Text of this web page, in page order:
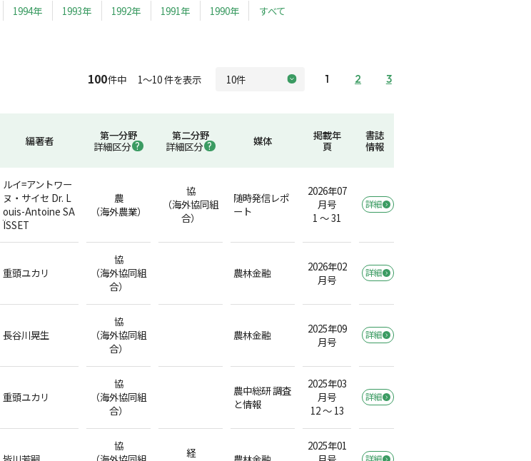
1994年 1993年 1992年 1991年 1990年 すべて
100件中 1～10 件を表示 1 2 3
編著者
第一分野
詳細区分
第二分野
詳細区分
媒体
掲載年
頁
書誌
情報
ルイ=アントワー
ヌ・サイセ Dr. L
ouis-Antoine SA
ÏSSET
農
（海外農業）
協
（海外協同組
合）
随時発信レポ
ート
2026年07
月号
1 ～ 31
詳細
重頭ユカリ
協
（海外協同組
合）
農林金融
2026年02
月号
詳細
長谷川晃生
協
（海外協同組
合）
農林金融
2025年09
月号
詳細
重頭ユカリ
協
（海外協同組
合）
農中総研 調査
と情報
2025年03
月号
12 ～ 13
詳細
協
経
2025年01